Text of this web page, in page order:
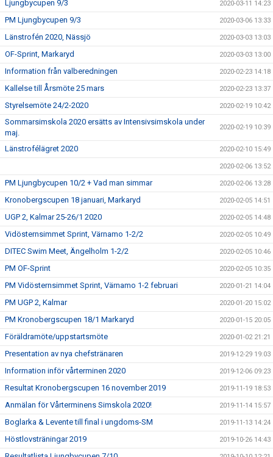
Ljungbycupen 9/3 2020-03-11 14:23
PM Ljungbycupen 9/3 2020-03-06 13:33
Länstrofén 2020, Nässjö 2020-03-03 13:03
OF-Sprint, Markaryd 2020-03-03 13:00
Information från valberedningen 2020-02-23 14:18
Kallelse till Årsmöte 25 mars 2020-02-23 13:37
Styrelsemöte 24/2-2020 2020-02-19 10:42
Sommarsimskola 2020 ersätts av Intensivsimskola under
maj.
2020-02-19 10:39
Länstrofélägret 2020 2020-02-10 15:49
2020-02-06 13:52
PM Ljungbycupen 10/2 + Vad man simmar 2020-02-06 13:28
Kronobergscupen 18 januari, Markaryd 2020-02-05 14:51
UGP 2, Kalmar 25-26/1 2020 2020-02-05 14:48
Vidösternsimmet Sprint, Värnamo 1-2/2 2020-02-05 10:49
DITEC Swim Meet, Ängelholm 1-2/2 2020-02-05 10:46
PM OF-Sprint 2020-02-05 10:35
PM Vidösternsimmet Sprint, Värnamo 1-2 februari 2020-01-21 14:04
PM UGP 2, Kalmar 2020-01-20 15:02
PM Kronobergscupen 18/1 Markaryd 2020-01-15 20:05
Föräldramöte/uppstartsmöte 2020-01-02 21:21
Presentation av nya chefstränaren 2019-12-29 19:03
Information inför vårterminen 2020 2019-12-06 09:23
Resultat Kronobergscupen 16 november 2019 2019-11-19 18:53
Anmälan för Vårterminens Simskola 2020! 2019-11-14 15:57
Boglarka & Levente till final i ungdoms-SM 2019-11-13 14:24
Höstlovsträningar 2019 2019-10-26 14:43